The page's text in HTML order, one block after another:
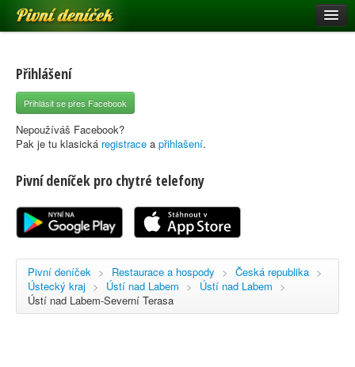
Pivní deníček
Pivní mapa
Pivní značky
Nápověda
Registrace
Přihlášení
Přihlásit se přes Facebook
Nepoužíváš Facebook?
Pak je tu klasická registrace a přihlašení.
Pivní deníček pro chytré telefony
Pivní deníček > Restaurace a hospody > Česká republika >
Ústecký kraj > Ústí nad Labem > Ústí nad Labem >
Ústí nad Labem-Severní Terasa